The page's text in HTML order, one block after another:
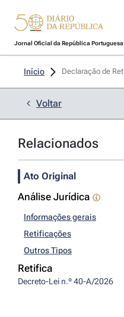
Jornal Oficial da República Portuguesa
Início Declaração de
Voltar
Relacionados
Ato Original
Análise Jurídica
Informações gerais
Retificações
Outros Tipos
Retifica
Decreto-Lei n.º 40-A/2026